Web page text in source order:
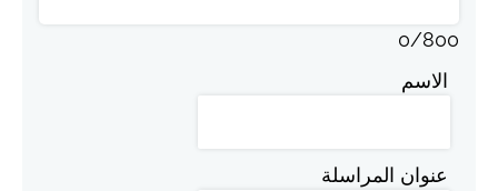
0/800
الاسم
عنوان المراسلة